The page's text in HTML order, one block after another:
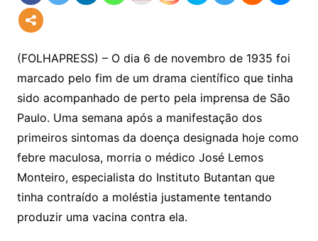
(FOLHAPRESS) – O dia 6 de novembro de 1935 foi
marcado pelo fim de um drama científico que tinha
sido acompanhado de perto pela imprensa de São
Paulo. Uma semana após a manifestação dos
primeiros sintomas da doença designada hoje como
febre maculosa, morria o médico José Lemos
Monteiro, especialista do Instituto Butantan que
tinha contraído a moléstia justamente tentando
produzir uma vacina contra ela.